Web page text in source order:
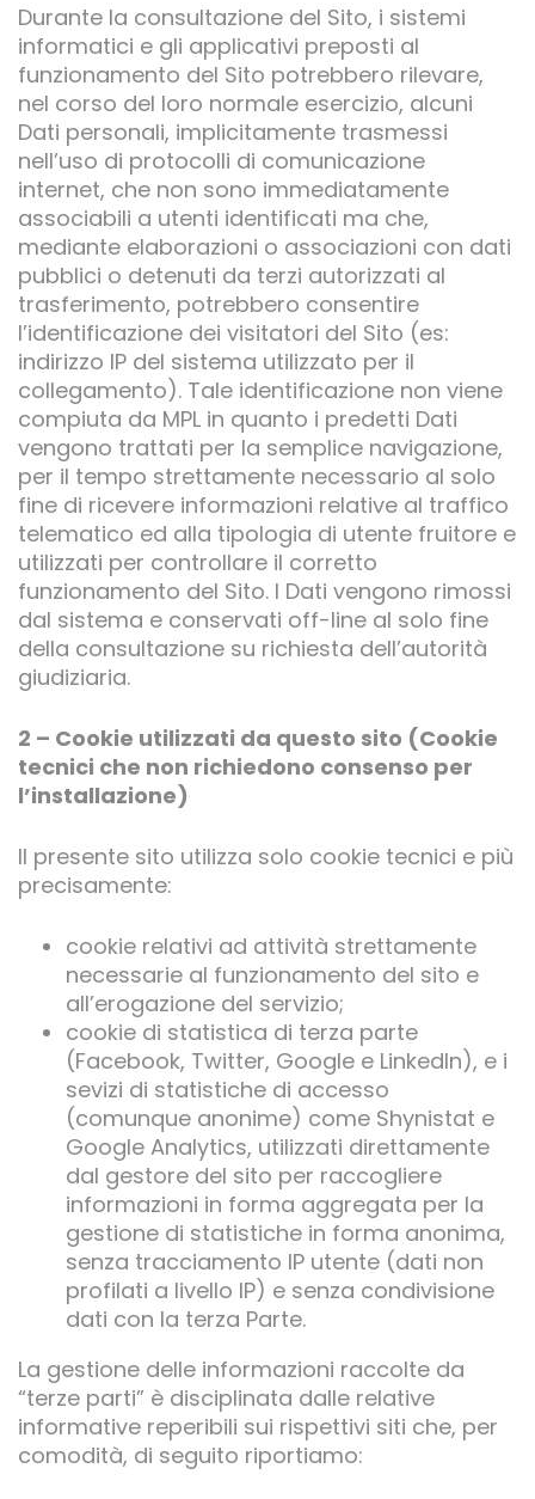
Durante la consultazione del Sito, i sistemi
informatici e gli applicativi preposti al
funzionamento del Sito potrebbero rilevare,
nel corso del loro normale esercizio, alcuni
Dati personali, implicitamente trasmessi
nell’uso di protocolli di comunicazione
internet, che non sono immediatamente
associabili a utenti identificati ma che,
mediante elaborazioni o associazioni con dati
pubblici o detenuti da terzi autorizzati al
trasferimento, potrebbero consentire
l’identificazione dei visitatori del Sito (es:
indirizzo IP del sistema utilizzato per il
collegamento). Tale identificazione non viene
compiuta da MPL in quanto i predetti Dati
vengono trattati per la semplice navigazione,
per il tempo strettamente necessario al solo
fine di ricevere informazioni relative al traffico
telematico ed alla tipologia di utente fruitore e
utilizzati per controllare il corretto
funzionamento del Sito. I Dati vengono rimossi
dal sistema e conservati off-line al solo fine
della consultazione su richiesta dell’autorità
giudiziaria.
2 – Cookie utilizzati da questo sito (Cookie
tecnici che non richiedono consenso per
l’installazione)
Il presente sito utilizza solo cookie tecnici e più
precisamente:
cookie relativi ad attività strettamente
necessarie al funzionamento del sito e
all’erogazione del servizio;
cookie di statistica di terza parte
(Facebook, Twitter, Google e LinkedIn), e i
sevizi di statistiche di accesso
(comunque anonime) come Shynistat e
Google Analytics, utilizzati direttamente
dal gestore del sito per raccogliere
informazioni in forma aggregata per la
gestione di statistiche in forma anonima,
senza tracciamento IP utente (dati non
profilati a livello IP) e senza condivisione
dati con la terza Parte.
La gestione delle informazioni raccolte da
“terze parti” è disciplinata dalle relative
informative reperibili sui rispettivi siti che, per
comodità, di seguito riportiamo: